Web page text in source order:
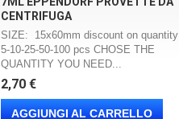
CENTRIFUGA
SIZE: 15x60mm discount on quantity
5-10-25-50-100 pcs CHOSE THE
QUANTITY YOU NEED...
2,70 €
AGGIUNGI AL CARRELLO